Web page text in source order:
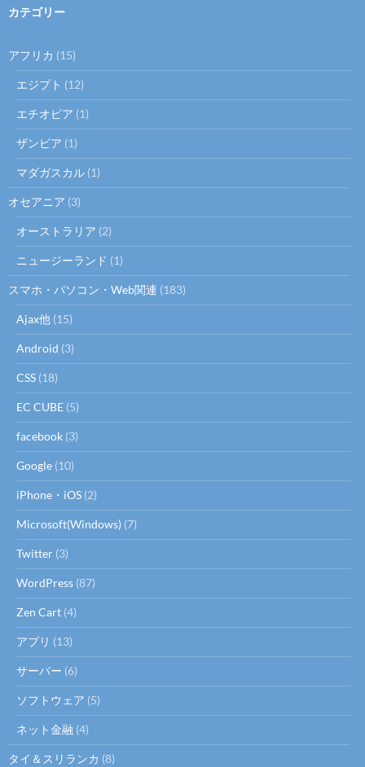
カテゴリー
アフリカ (15)
エジプト (12)
エチオピア (1)
ザンビア (1)
マダガスカル (1)
オセアニア (3)
オーストラリア (2)
ニュージーランド (1)
スマホ・パソコン・Web関連 (183)
Ajax他 (15)
Android (3)
CSS (18)
EC CUBE (5)
facebook (3)
Google (10)
iPhone・iOS (2)
Microsoft(Windows) (7)
Twitter (3)
WordPress (87)
Zen Cart (4)
アプリ (13)
サーバー (6)
ソフトウェア (5)
ネット金融 (4)
タイ＆スリランカ (8)